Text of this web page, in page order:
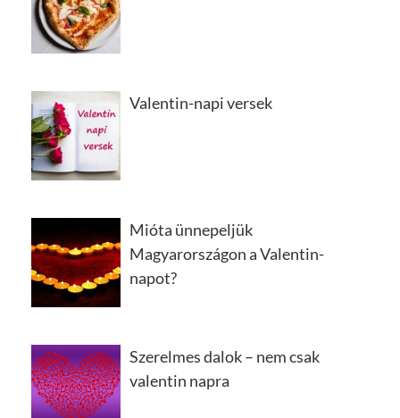
Valentin-napi versek
Mióta ünnepeljük
Magyarországon a Valentin-
napot?
Szerelmes dalok – nem csak
valentin napra